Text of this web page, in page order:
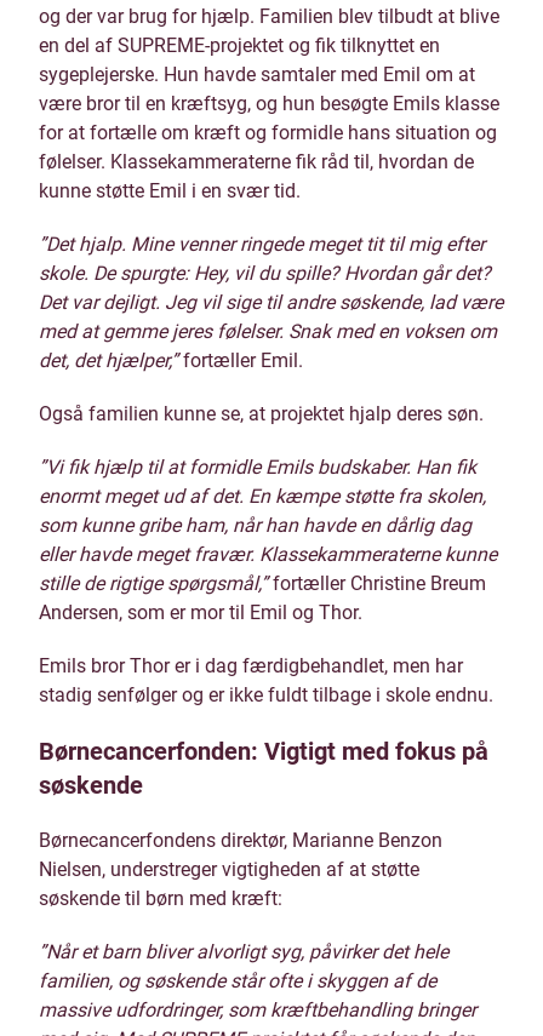
og der var brug for hjælp. Familien blev tilbudt at blive
en del af SUPREME-projektet og fik tilknyttet en
sygeplejerske. Hun havde samtaler med Emil om at
være bror til en kræftsyg, og hun besøgte Emils klasse
for at fortælle om kræft og formidle hans situation og
følelser. Klassekammeraterne fik råd til, hvordan de
kunne støtte Emil i en svær tid.
”Det hjalp. Mine venner ringede meget tit til mig efter
skole. De spurgte: Hey, vil du spille? Hvordan går det?
Det var dejligt. Jeg vil sige til andre søskende, lad være
med at gemme jeres følelser. Snak med en voksen om
det, det hjælper,”fortæller Emil.
Også familien kunne se, at projektet hjalp deres søn.
”Vi fik hjælp til at formidle Emils budskaber. Han fik
enormt meget ud af det. En kæmpe støtte fra skolen,
som kunne gribe ham, når han havde en dårlig dag
eller havde meget fravær. Klassekammeraterne kunne
stille de rigtige spørgsmål,”fortæller Christine Breum
Andersen, som er mor til Emil og Thor.
Emils bror Thor er i dag færdigbehandlet, men har
stadig senfølger og er ikke fuldt tilbage i skole endnu.
Børnecancerfonden: Vigtigt med fokus på
søskende
Børnecancerfondens direktør, Marianne Benzon
Nielsen, understreger vigtigheden af at støtte
søskende til børn med kræft:
”Når et barn bliver alvorligt syg, påvirker det hele
familien, og søskende står ofte i skyggen af de
massive udfordringer, som kræftbehandling bringer